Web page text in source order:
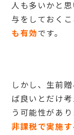
人も多いかと
与をしておくこ
も有効 です。
しかし、生前
ば良いとだけ
う可能性があ
非課税で実施す